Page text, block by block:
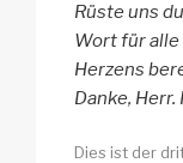
Rüste uns
Wort für alle
Herzens
Danke, Herr.
Dies ist der